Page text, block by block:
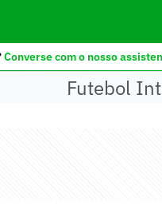
Converse com o nosso
Futebol